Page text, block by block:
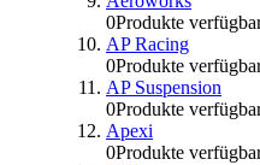
0Produkte
AP Racing
0Produkte
AP Suspension
0Produkte
Apexi
0Produkte